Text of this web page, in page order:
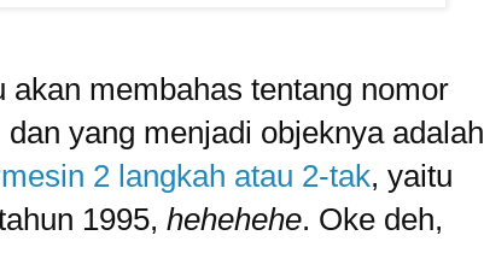
membahas tentang nomor
yang menjadi objeknya adalah
2 langkah atau 2-tak, yaitu
1995, hehehehe. Oke deh,